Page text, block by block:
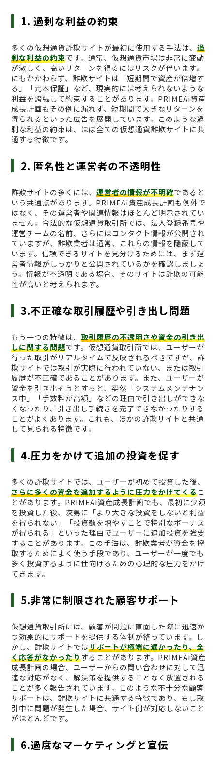
1. 過剰な利益の約束
多くの仮想通貨詐欺サイトが最初に使用する手法は、 過
剰な利益の約束です。通常、仮想通貨市場は非常に変動
が激しく、高いリターンを得るにはリスクが伴います。
にもかかわらず、詐欺サイトは「短期間で資産が倍増す
る」「元本保証」など、現実的には考えられないような
利益を誇張して約束することがあります。PRIMEAi資産
成長計画もその例に漏れず、短期間で大きなリターンを
得られるといった広告を展開しています。このような過
剰な利益の約束は、ほぼ全ての仮想通貨詐欺サイトに共
通する特徴です。
2. 匿名性と運営者の不透明性
詐欺サイトの多くには、 運営者の情報が不明確であると
いう共通点があります。PRIMEAi資産成長計画も例外で
はなく、その運営者や関連情報はほとんど明示されてい
ません。合法的な仮想通貨取引所では、法人登録番号や
運営チームの名前、さらにはコンタクト情報が公開され
ていますが、詐欺業者は通常、これらの情報を隠蔽して
います。信頼できるサイトを見分けるためには、まず運
営者情報がしっかりと公開されているかを確認しましょ
う。情報が不透明である場合、そのサイトは詐欺の可能
性が高いと考えられます。
3.不正確な取引履歴や引き出し問題
もう一つの特徴は、 取引履歴の不透明さや資金の引き出
しに関する問題です。仮想通貨取引所では、ユーザーが
行った取引がリアルタイムで反映されるべきですが、詐
欺サイトでは取引が実際に行われていない、または取引
履歴が不正確であることがあります。また、ユーザーが
資金を引き出そうとすると、突然「システムメンテナン
ス中」「手数料が高額」などの理由で引き出しができな
くなったり、引き出し手続きを完了できなかったりする
ことがよくあります。これも、ほかの詐欺サイトと共通
して見られる特徴です。
4.圧力をかけて追加の投資を促す
多くの詐欺サイトでは、ユーザーが初めて投資した後、
さらに多くの資金を追加するように圧力をかけてくるこ
とがあります。PRIMEAi資産成長計画でも、最初に少額
を投資した後、次第に「より大きな投資をしないと利益
を得られない」「投資額を増やすことで特別なボーナス
が得られる」といった理由でユーザーに追加投資を強要
することがあります。この手法は、詐欺業者が資金を搾
取するためによく使う手段であり、ユーザーが一度でも
多く投資するように仕向けるための心理的な圧力をかけ
てきます。
5.非常に制限された顧客サポート
仮想通貨取引所には、顧客が問題に直面した際に迅速か
つ効果的にサポートを提供する体制が整っています。し
かし、詐欺サイトではサポートが極端に遅かったり、全
く応答がなかったりすることがあります。PRIMEAi資産
成長計画の場合、ユーザーからの問い合わせに対して迅
速な対応がなく、解決策を提供することなく放置される
ことが多く報告されています。このような不十分な顧客
サポートは、詐欺サイトに共通する特徴であり、もし取
引中に問題が発生した場合、サイト側が対応しないこと
がほとんどです。
6.過度なマーケティングと宣伝